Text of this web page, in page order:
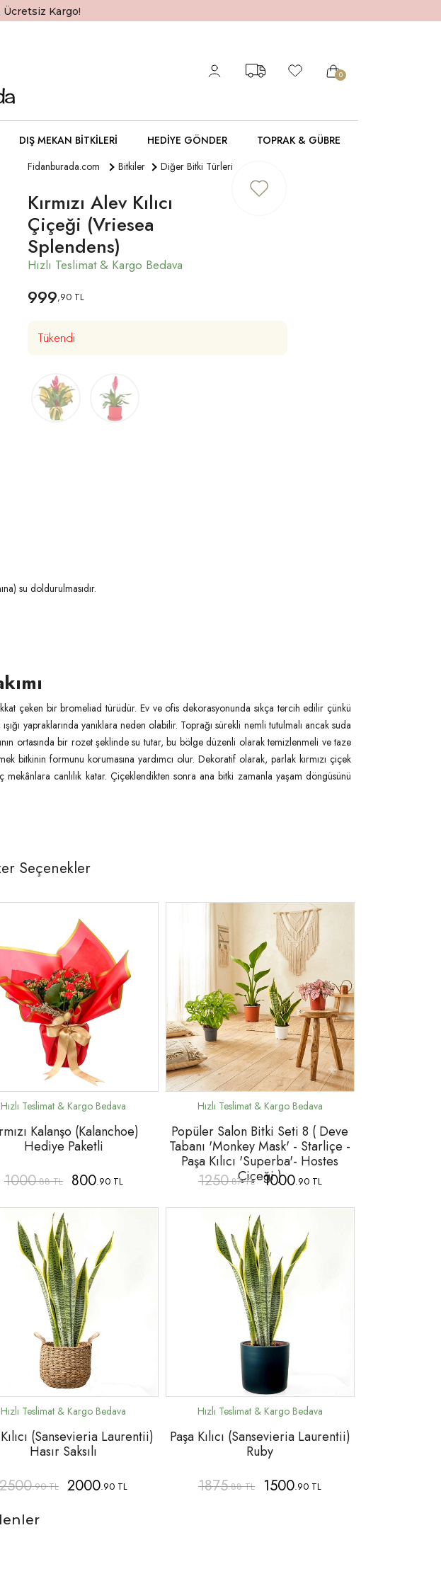
Ücretsiz Kargo!
0
DIŞ MEKAN BITKILERI HEDIYE GÖNDER
TOPRAK & GÜBRE
Fidanburada.com
Bitkiler Diğer Bitki Türleri
Kırmızı Alev Kılıcı
Çiçeği (Vriesea
Splendens)
999,90 TL
Tükendi
su doldurulmasıdır.
çeken bir bromeliad türüdür. Ev ve ofis dekorasyonunda sıkça tercih edilir çünkü
yapraklarında yanıklara neden olabilir. Toprağı sürekli nemli tutulmalı ancak suda
ortasında bir rozet şeklinde su tutar, bu bölge düzenli olarak temizlenmeli ve taze
bitkinin formunu korumasına yardımcı olur. Dekoratif olarak, parlak kırmızı çiçek
canlılık katar. Çiçeklendikten sonra ana bitki zamanla yaşam döngüsünü
Seçenekler
Kalanşo (Kalanchoe)
Hediye Paketli
1000.88 TL 800.90 TL
Popüler Salon Bitki Seti 8 ( Deve
Tabanı 'Monkey Mask' - Starliçe -
Paşa Kılıcı 'Superba'- Hostes
Çiçeği )
1250.87 TL 1000.90 TL
(Sansevieria Laurentii)
Hasır Saksılı
2500.90 TL 2000.90 TL
Paşa Kılıcı (Sansevieria Laurentii)
Ruby
1875.88 TL 1500.90 TL